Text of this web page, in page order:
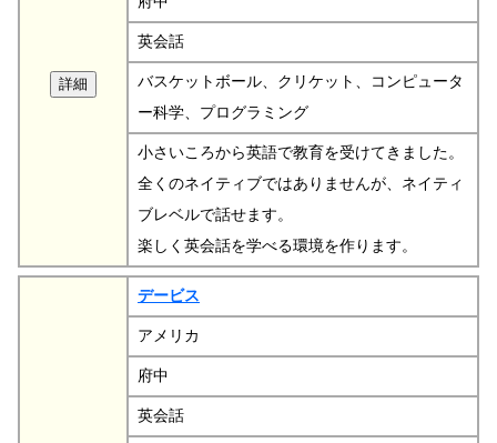
英会話
バスケットボール、クリケット、コンピュータ
ー科学、プログラミング
小さいころから英語で教育を受けてきました。
全くのネイティブではありませんが、ネイティ
ブレベルで話せます。
楽しく英会話を学べる環境を作ります。
デービス
アメリカ
府中
英会話